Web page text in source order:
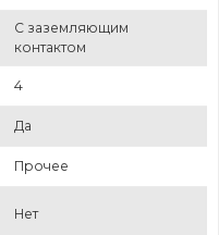
С заземляющим
контактом
4
Да
Прочее
Нет